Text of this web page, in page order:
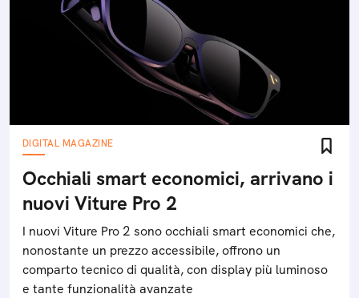
DIGITAL MAGAZINE
Occhiali smart economici, arrivano i
nuovi Viture Pro 2
I nuovi Viture Pro 2 sono occhiali smart economici che,
nonostante un prezzo accessibile, offrono un
comparto tecnico di qualità, con display più luminoso
e tante funzionalità avanzate